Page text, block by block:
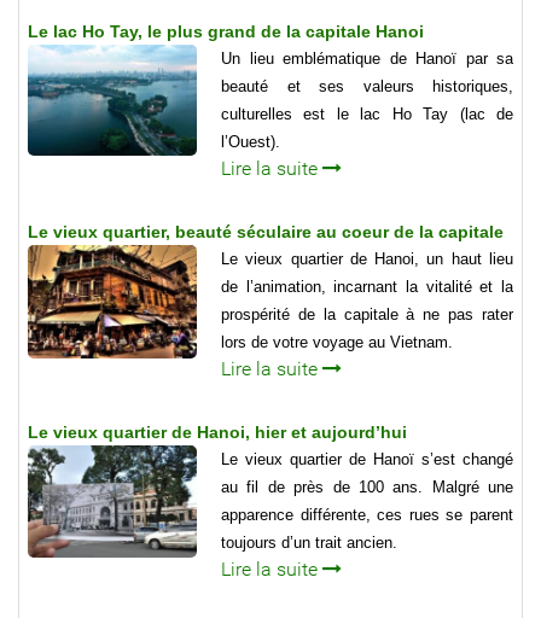
Le lac Ho Tay, le plus grand de la capitale Hanoi
Un lieu emblématique de Hanoï par sa
beauté et ses valeurs historiques,
culturelles est le lac Ho Tay (lac de
l’Ouest).
Lire la suite
Le vieux quartier, beauté séculaire au coeur de la capitale
Le vieux quartier de Hanoi, un haut lieu
de l’animation, incarnant la vitalité et la
prospérité de la capitale à ne pas rater
lors de votre voyage au Vietnam.
Lire la suite
Le vieux quartier de Hanoi, hier et aujourd’hui
Le vieux quartier de Hanoï s’est changé
au fil de près de 100 ans. Malgré une
apparence différente, ces rues se parent
toujours d’un trait ancien.
Lire la suite